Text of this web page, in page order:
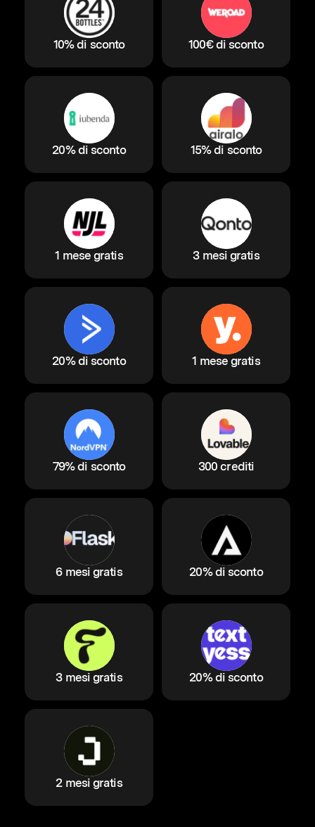
10% di sconto 100€ di sconto
20% di sconto 15% di sconto
1 mese gratis 3 mesi gratis
20% di sconto 1 mese gratis
79% di sconto 300 crediti
6 mesi gratis 20% di sconto
3 mesi gratis 20% di sconto
2 mesi gratis